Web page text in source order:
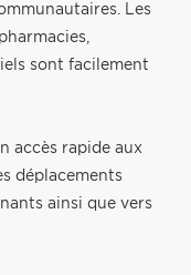
Les
sont facilement
accès rapide aux
déplacements
ainsi que vers